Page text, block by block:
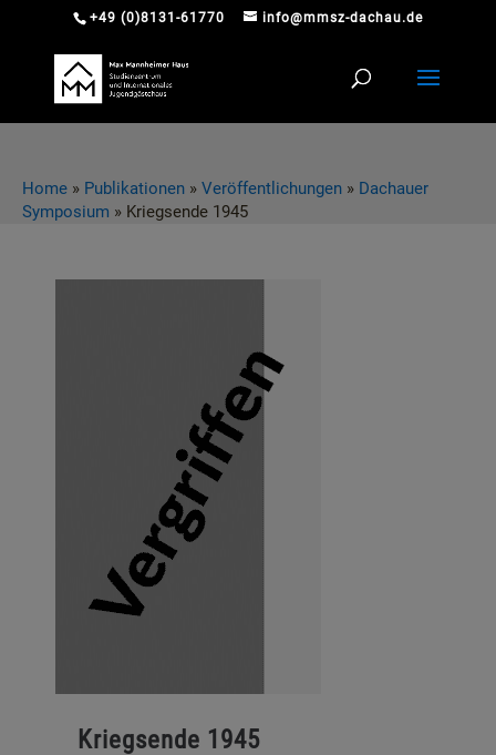
+49 (0)8131-61770 info@mmsz-dachau.de
Home » Publikationen » Veröffentlichungen » Dachauer
Symposium » Kriegsende 1945
Kriegsende 1945